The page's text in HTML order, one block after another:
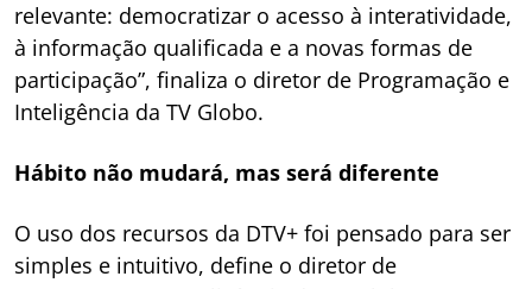
relevante: democratizar o acesso à interatividade,
à informação qualificada e a novas formas de
participação”, finaliza o diretor de Programação e
Inteligência da TV Globo.
Hábito não mudará, mas será diferente
O uso dos recursos da DTV+ foi pensado para ser
simples e intuitivo, define o diretor de